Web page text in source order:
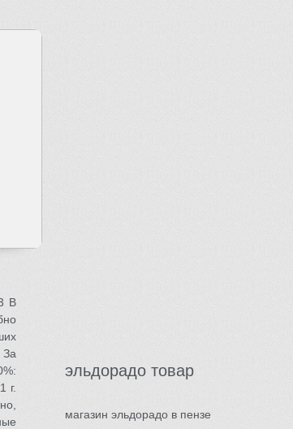
В
г.
эльдорадо товар
магазин эльдорадо в пензе